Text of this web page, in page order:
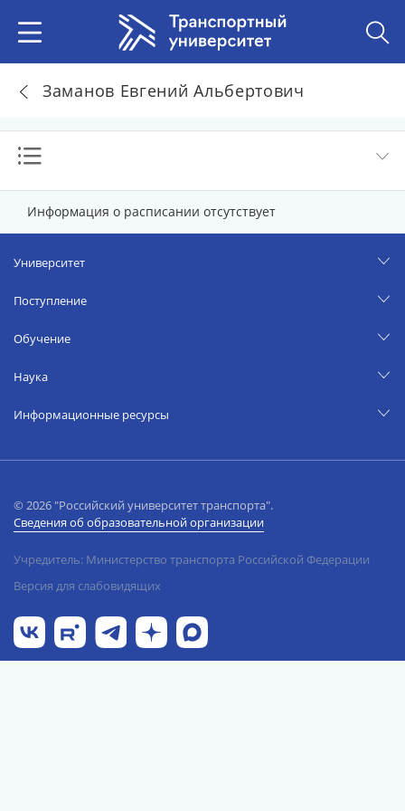
Заманов Евгений Альбертович
Информация о расписании отсутствует
Университет
Поступление
Обучение
Наука
Информационные ресурсы
© 2026 "Российский университет транспорта".
Сведения об образовательной организации
Учредитель: Министерство транспорта Российской Федерации
Версия для слабовидящих